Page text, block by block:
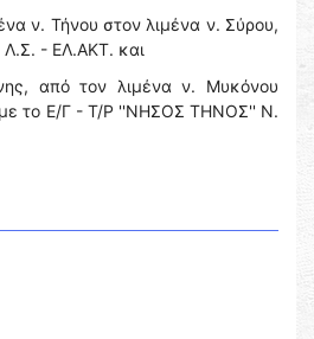
ν. Τήνου στον λιμένα ν. Σύρου,
Λ.Σ. - ΕΛ.ΑΚΤ. και
από τον λιμένα ν. Μυκόνου
με το Ε/Γ - Τ/Ρ ''ΝΗΣΟΣ ΤΗΝΟΣ'' Ν.